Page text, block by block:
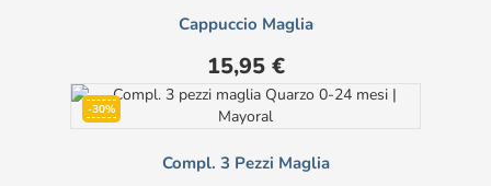
Cappuccio Maglia
Prezzo
15,95 €
-30%
Compl. 3 Pezzi Maglia